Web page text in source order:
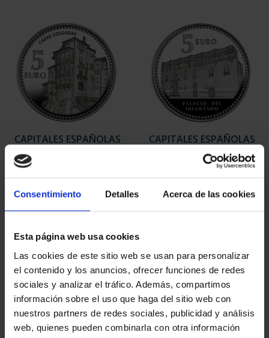
Consentimiento Detalles Acerca de las cookies
Esta página web usa cookies
Las cookies de este sitio web se usan para personalizar
el contenido y los anuncios, ofrecer funciones de redes
sociales y analizar el tráfico. Además, compartimos
información sobre el uso que haga del sitio web con
nuestros partners de redes sociales, publicidad y análisis
web, quienes pueden combinarla con otra información
CAPITALES ESPAÑOLAS
CAPITALES ESPAÑOLAS
- GUADALAJARA
73,00 €